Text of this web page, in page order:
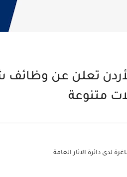
تعلن عن وظائف
متنوعة
لدى دائرة الاثار العامة